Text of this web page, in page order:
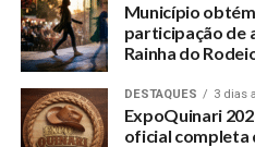
Município
participação de
Rainha do
DESTAQUES 3 dias
ExpoQuinari
oficial completa